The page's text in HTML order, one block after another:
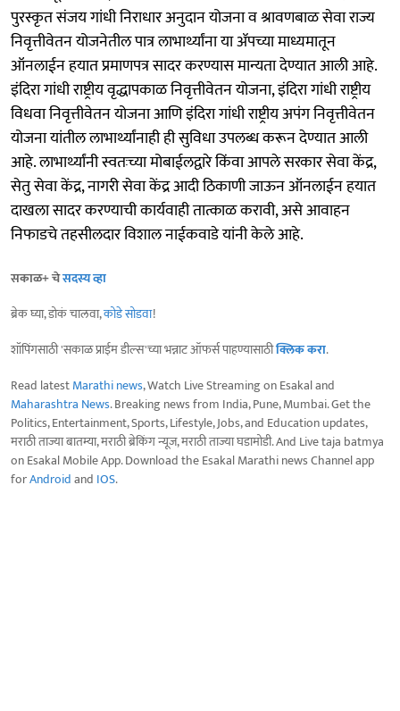
पुरस्कृत संजय गांधी निराधार अनुदान योजना व श्रावणबाळ सेवा राज्य
निवृत्तीवेतन योजनेतील पात्र लाभार्थ्यांना या ॲपच्या माध्यमातून
ऑनलाईन हयात प्रमाणपत्र सादर करण्यास मान्यता देण्यात आली आहे.
इंदिरा गांधी राष्ट्रीय वृद्धापकाळ निवृत्तीवेतन योजना, इंदिरा गांधी राष्ट्रीय
विधवा निवृत्तीवेतन योजना आणि इंदिरा गांधी राष्ट्रीय अपंग निवृत्तीवेतन
योजना यांतील लाभार्थ्यांनाही ही सुविधा उपलब्ध करून देण्यात आली
आहे. लाभार्थ्यांनी स्वतःच्या मोबाईलद्वारे किंवा आपले सरकार सेवा केंद्र,
सेतु सेवा केंद्र, नागरी सेवा केंद्र आदी ठिकाणी जाऊन ऑनलाईन हयात
दाखला सादर करण्याची कार्यवाही तात्काळ करावी, असे आवाहन
निफाडचे तहसीलदार विशाल नाईकवाडे यांनी केले आहे.
सकाळ+ चेसदस्य व्हा
ब्रेक घ्या, डोकं चालवा,कोडे सोडवा!
शॉपिंगसाठी 'सकाळ प्राईम डील्स'च्या भन्नाट ऑफर्स पाहण्यासाठीक्लिक करा.
Read latestMarathi news, Watch Live Streaming on Esakal and
Maharashtra News. Breaking news from India, Pune, Mumbai. Get the
Politics, Entertainment, Sports, Lifestyle, Jobs, and Education updates,
मराठी ताज्या बातम्या, मराठी ब्रेकिंग न्यूज, मराठी ताज्या घडामोडी. And Live taja batmya
on Esakal Mobile App. Download the Esakal Marathi news Channel app
forAndroidand IOS.